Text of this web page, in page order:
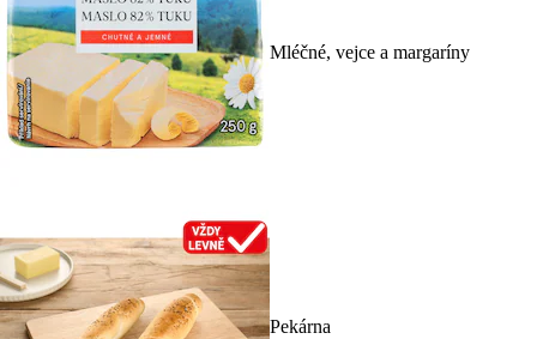
Mléčné, vejce a margaríny
Pekárna